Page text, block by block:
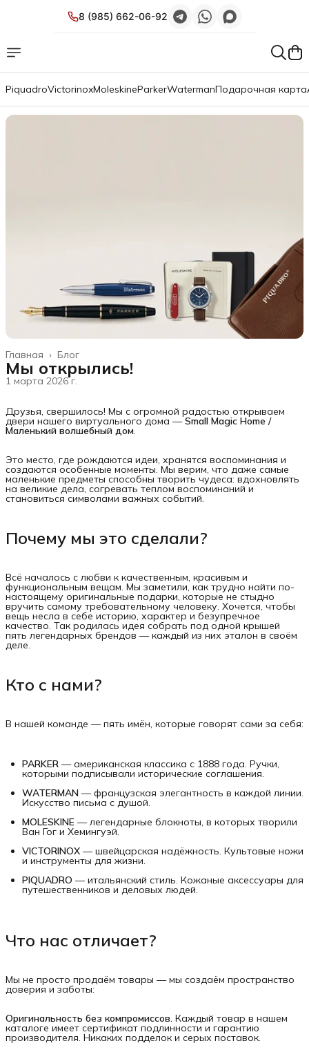
8 (985) 662-06-92
PiquadroVictorinoxMoleskineParkerWatermanПодарочная карта
Блог
Главная ›
Мы открылись!
1 марта 2026 г.
Друзья, свершилось! Мы с огромной радостью открываем
двери нашего виртуального дома —Small Magic Home /
Маленький волшебный дом.
Это место, где рождаются идеи, хранятся воспоминания и
создаются особенные моменты. Мы верим, что даже самые
маленькие предметы способны творить чудеса: вдохновлять
на великие дела, согревать теплом воспоминаний и
становиться символами важных событий.
Почему мы это сделали?
Всё началось с любви к качественным, красивым и
функциональным вещам. Мы заметили, как трудно найти по-
настоящему оригинальные подарки, которые не стыдно
вручить самому требовательному человеку. Хочется, чтобы
вещь несла в себе историю, характер и безупречное
качество. Так родилась идея собрать под одной крышей
пять легендарных брендов — каждый из них эталон в своём
деле.
Кто с нами?
В нашей команде — пять имён, которые говорят сами за себя:
PARKER — американская классика с 1888 года. Ручки,
которыми подписывали исторические соглашения.
WATERMAN — французская элегантность в каждой линии.
Искусство письма с душой.
MOLESKINE — легендарные блокноты, в которых творили
Ван Гог и Хемингуэй.
VICTORINOX — швейцарская надёжность. Культовые ножи
и инструменты для жизни.
PIQUADRO — итальянский стиль. Кожаные аксессуары для
путешественников и деловых людей.
Что нас отличает?
Мы не просто продаём товары — мы создаём пространство
доверия и заботы:
Оригинальность без компромиссов. Каждый товар в нашем
каталоге имеет сертификат подлинности и гарантию
производителя. Никаких подделок и серых поставок.